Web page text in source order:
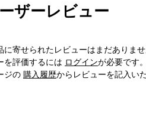
ザーレビュー
に寄せられたレビューはまだありませ
を評価するには ログインが必要です。
ジの 購入履歴からレビューを記入い